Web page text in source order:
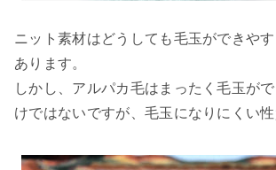
ニット素材はどうしても毛玉ができや
あります。
しかし、アルパカ毛はまったく毛玉が
けではないですが、毛玉になりにくい性